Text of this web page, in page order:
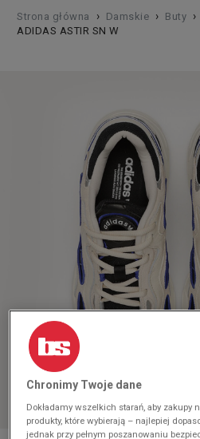
Strona główna › Damskie › Buty ›
ADIDAS ASTIR SN W
Chronimy Twoje dane
Dokładamy wszelkich starań, aby zakupy
produkty, które wybierają – najlepiej
jednak przy pełnym poszanowaniu